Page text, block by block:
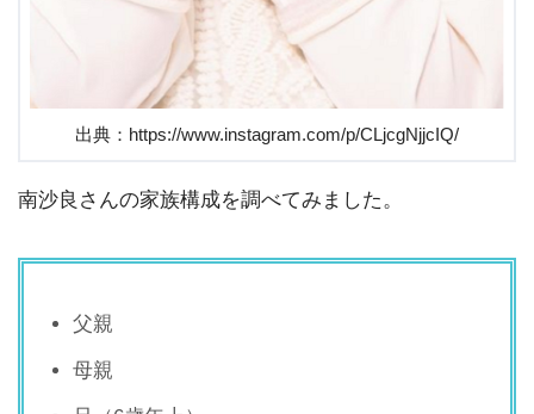
出典：https://www.instagram.com/p/CLjcgNjjcIQ/
南沙良さんの家族構成を調べてみました。
父親
母親